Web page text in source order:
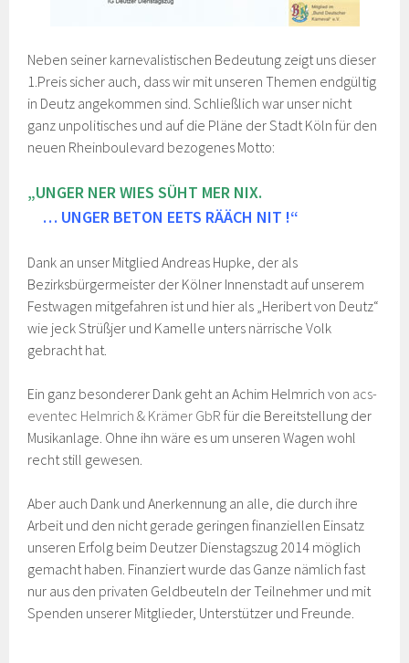
Neben seiner karnevalistischen Bedeutung zeigt uns dieser
1.Preis sicher auch, dass wir mit unseren Themen endgültig
in Deutz angekommen sind. Schließlich war unser nicht
ganz unpolitisches und auf die Pläne der Stadt Köln für den
neuen Rheinboulevard bezogenes Motto:
„UNGER NER WIES SÜHT MER NIX.
… UNGER BETON EETS RÄÄCH NIT !“
Dank an unser Mitglied Andreas Hupke, der als
Bezirksbürgermeister der Kölner Innenstadt auf unserem
Festwagen mitgefahren ist und hier als „Heribert von Deutz“
wie jeck Strüßjer und Kamelle unters närrische Volk
gebracht hat.
Ein ganz besonderer Dank geht an Achim Helmrich von acs-
eventec Helmrich & Krämer GbR für die Bereitstellung der
Musikanlage. Ohne ihn wäre es um unseren Wagen wohl
recht still gewesen.
Aber auch Dank und Anerkennung an alle, die durch ihre
Arbeit und den nicht gerade geringen finanziellen Einsatz
unseren Erfolg beim Deutzer Dienstagszug 2014 möglich
gemacht haben. Finanziert wurde das Ganze nämlich fast
nur aus den privaten Geldbeuteln der Teilnehmer und mit
Spenden unserer Mitglieder, Unterstützer und Freunde.